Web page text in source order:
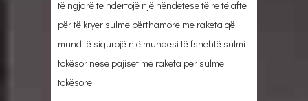
të ngjarë të ndërtojë një nëndetëse të re të aftë
për të kryer sulme bërthamore me raketa që
mund të sigurojë një mundësi të fshehtë sulmi
tokësor nëse pajiset me raketa për sulme
tokësore.